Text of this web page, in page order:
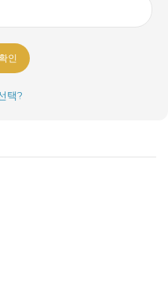
인
택?